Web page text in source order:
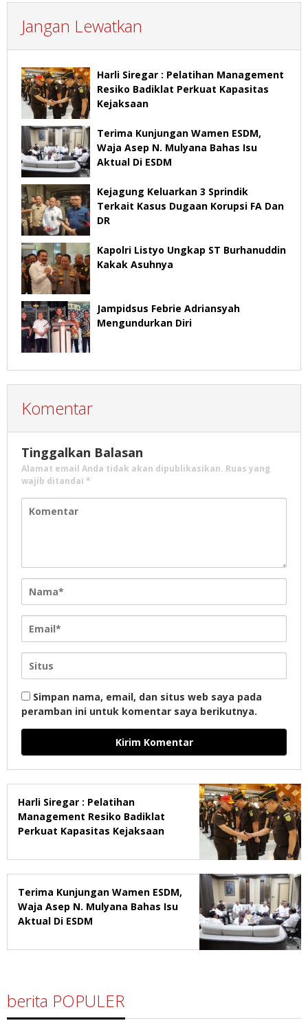
Jangan Lewatkan
Harli Siregar : Pelatihan Management
Resiko Badiklat Perkuat Kapasitas
Kejaksaan
Terima Kunjungan Wamen ESDM,
Waja Asep N. Mulyana Bahas Isu
Aktual Di ESDM
Kejagung Keluarkan 3 Sprindik
Terkait Kasus Dugaan Korupsi FA Dan
DR
Kapolri Listyo Ungkap ST Burhanuddin
Kakak Asuhnya
Jampidsus Febrie Adriansyah
Mengundurkan Diri
Komentar
Tinggalkan Balasan
Alamat email Anda tidak akan dipublikasikan. Ruas yang
wajib ditandai *
Simpan nama, email, dan situs web saya pada
peramban ini untuk komentar saya berikutnya.
Harli Siregar : Pelatihan
Management Resiko Badiklat
Perkuat Kapasitas Kejaksaan
Terima Kunjungan Wamen ESDM,
Waja Asep N. Mulyana Bahas Isu
Aktual Di ESDM
berita POPULER